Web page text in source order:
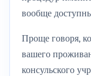
вообще
Проще говоря,
вашего
консульского